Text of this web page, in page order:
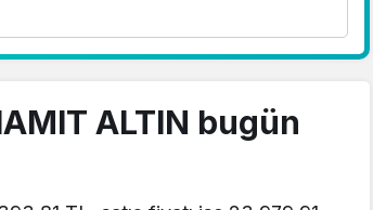
ALTIN bugün